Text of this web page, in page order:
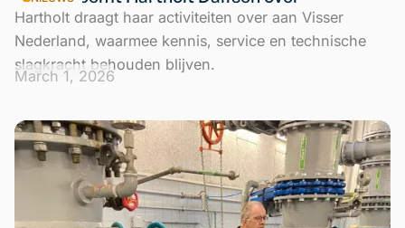
Hartholt draagt haar activiteiten over aan Visser
Nederland, waarmee kennis, service en technische
slagkracht behouden blijven.
March 1, 2026